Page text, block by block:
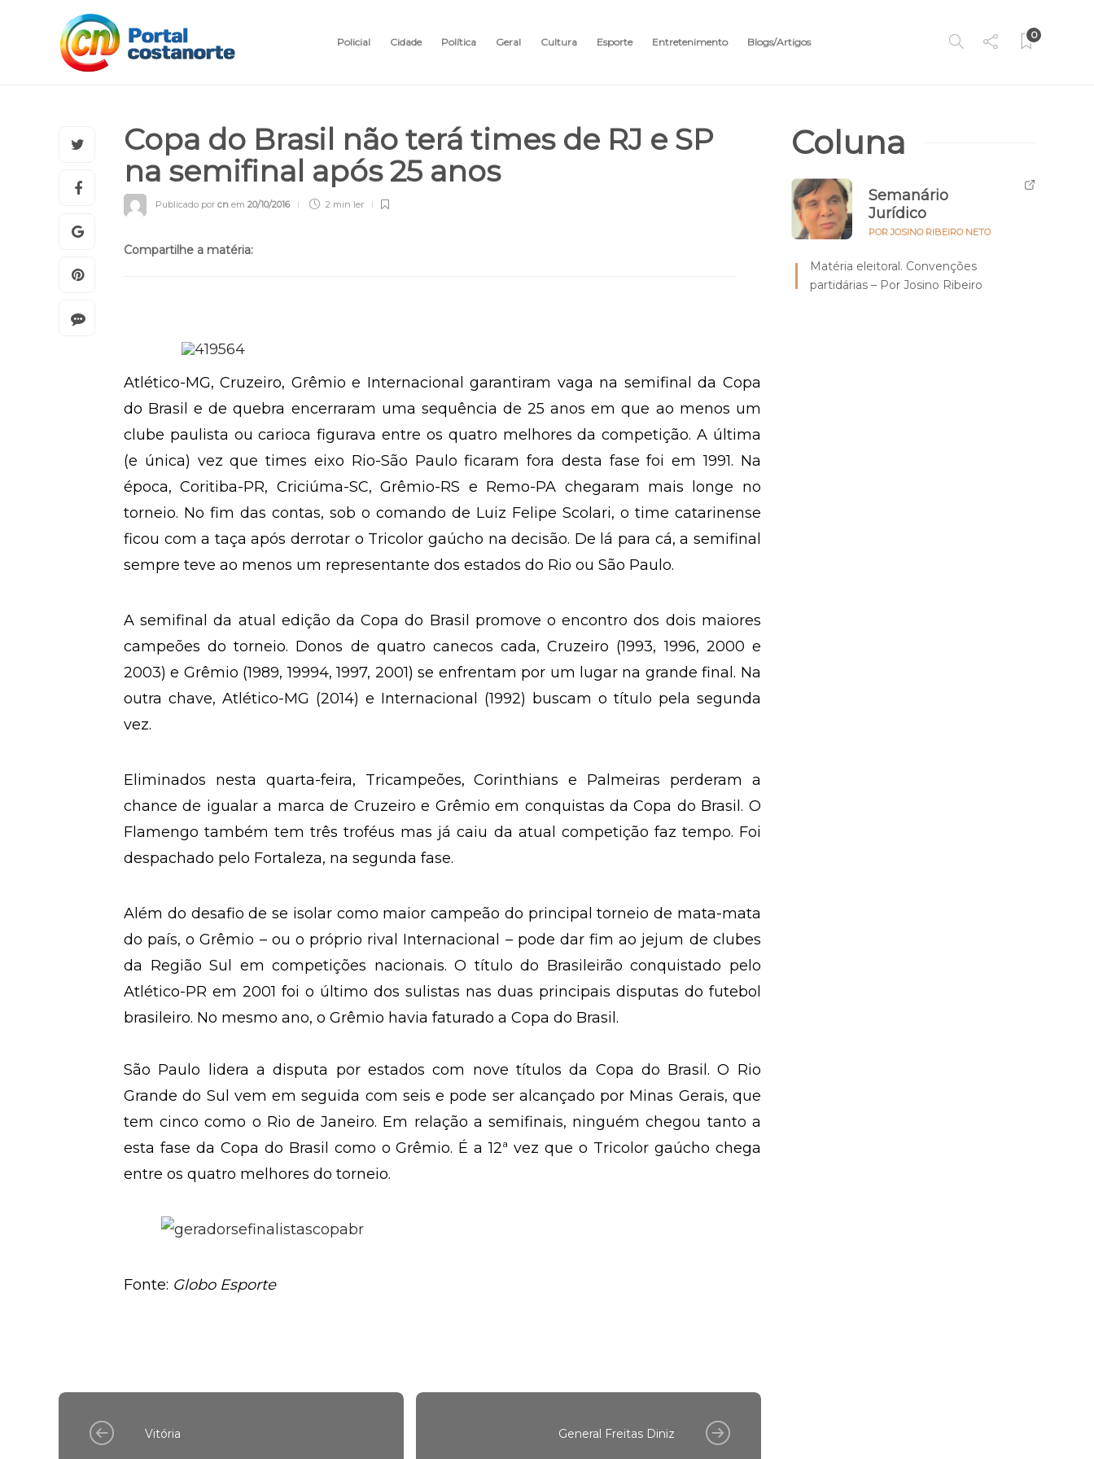
Policial Cidade Política Geral Cultura Esporte Entretenimento Blogs/Artigos
0
Copa do Brasil não terá times de RJ e SP
na semifinal após 25 anos
Publicado por cn em 20/10/2016 2 min ler
Compartilhe a matéria:
Atlético-MG, Cruzeiro, Grêmio e Internacional garantiram vaga na semifinal da Copa
do Brasil e de quebra encerraram uma sequência de 25 anos em que ao menos um
clube paulista ou carioca figurava entre os quatro melhores da competição. A última
(e única) vez que times eixo Rio-São Paulo ficaram fora desta fase foi em 1991. Na
época, Coritiba-PR, Criciúma-SC, Grêmio-RS e Remo-PA chegaram mais longe no
torneio. No fim das contas, sob o comando de Luiz Felipe Scolari, o time catarinense
ficou com a taça após derrotar o Tricolor gaúcho na decisão. De lá para cá, a semifinal
sempre teve ao menos um representante dos estados do Rio ou São Paulo.
A semifinal da atual edição da Copa do Brasil promove o encontro dos dois maiores
campeões do torneio. Donos de quatro canecos cada, Cruzeiro (1993, 1996, 2000 e
2003) e Grêmio (1989, 19994, 1997, 2001) se enfrentam por um lugar na grande final. Na
outra chave, Atlético-MG (2014) e Internacional (1992) buscam o título pela segunda
vez.
Eliminados nesta quarta-feira, Tricampeões, Corinthians e Palmeiras perderam a
chance de igualar a marca de Cruzeiro e Grêmio em conquistas da Copa do Brasil. O
Flamengo também tem três troféus mas já caiu da atual competição faz tempo. Foi
despachado pelo Fortaleza, na segunda fase.
Além do desafio de se isolar como maior campeão do principal torneio de mata-mata
do país, o Grêmio – ou o próprio rival Internacional – pode dar fim ao jejum de clubes
da Região Sul em competições nacionais. O título do Brasileirão conquistado pelo
Atlético-PR em 2001 foi o último dos sulistas nas duas principais disputas do futebol
brasileiro. No mesmo ano, o Grêmio havia faturado a Copa do Brasil.
São Paulo lidera a disputa por estados com nove títulos da Copa do Brasil. O Rio
Grande do Sul vem em seguida com seis e pode ser alcançado por Minas Gerais, que
tem cinco como o Rio de Janeiro. Em relação a semifinais, ninguém chegou tanto a
esta fase da Copa do Brasil como o Grêmio. É a 12ª vez que o Tricolor gaúcho chega
entre os quatro melhores do torneio.
Fonte: Globo Esporte
Vitória General Freitas Diniz
Coluna
Semanário
Jurídico
POR JOSINO RIBEIRO NETO
Matéria eleitoral. Convenções
partidárias – Por Josino Ribeiro